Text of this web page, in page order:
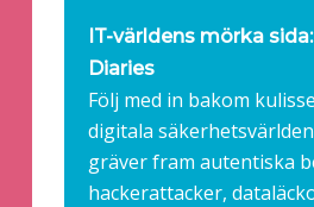
IT-världens mörka
Diaries
Följ med in bakom
digitala
gräver fram autentiska
hackerattacker,